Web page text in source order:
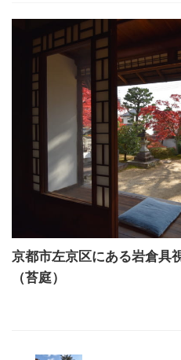
京都市左京区にある岩倉具
（苔庭）